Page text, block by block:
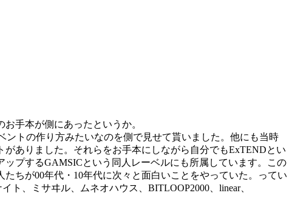
手本が側にあったというか。
トの作り方みたいなのを側で見せて貰いました。他にも当時
ありました。それらをお手本にしながら自分でもExTENDとい
プするGAMSICという同人レーベルにも所属しています。この
ちが00年代・10年代に次々と面白いことをやっていた。ってい
、ミサヰル、ムネオハウス、BITLOOP2000、linear、